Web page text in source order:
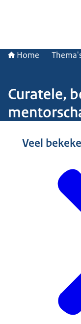
Home
Curatele,
Veel